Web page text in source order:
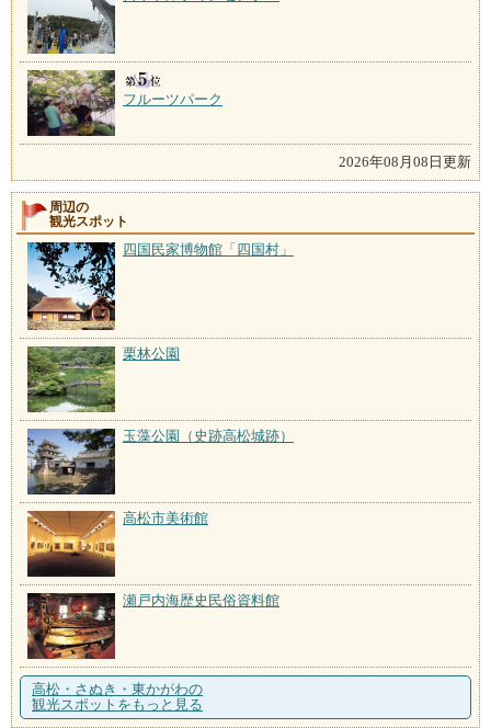
フルーツパーク
2026年08月08日更新
周辺の
観光スポット
四国民家博物館「四国村」
栗林公園
玉藻公園（史跡高松城跡）
高松市美術館
瀬戸内海歴史民俗資料館
高松・さぬき・東かがわの
観光スポットをもっと見る